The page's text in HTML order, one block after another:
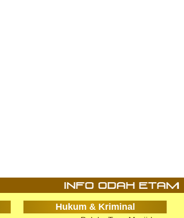
Hukum & Kriminal